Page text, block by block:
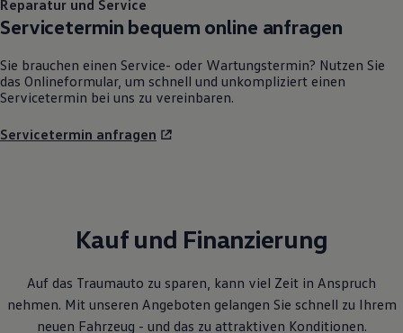
Servicetermin bequem online anfragen
Sie brauchen einen Service- oder Wartungstermin? Nutzen Sie
das Onlineformular, um schnell und unkompliziert einen
Servicetermin bei uns zu vereinbaren.
nehmen. Mit unseren Angeboten gelangen Sie schnell zu Ihrem
neuen Fahrzeug - und das zu attraktiven Konditionen.